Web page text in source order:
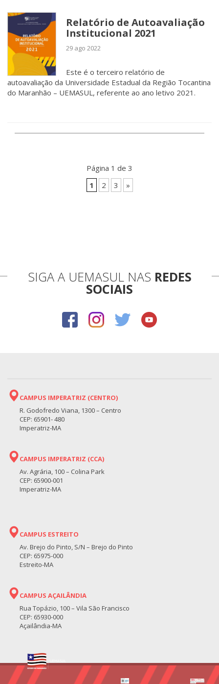
Relatório de Autoavaliação
Institucional 2021
29 ago 2022
Este é o terceiro relatório de
autoavaliação da Universidade Estadual da Região Tocantina
do Maranhão – UEMASUL, referente ao ano letivo 2021.
Página 1 de 3
1
2 3 »
SIGA A UEMASUL NAS REDES
SOCIAIS
CAMPUS IMPERATRIZ (CENTRO)
R. Godofredo Viana, 1300 – Centro
CEP: 65901- 480
Imperatriz-MA
CAMPUS IMPERATRIZ (CCA)
Av. Agrária, 100 – Colina Park
CEP: 65900-001
Imperatriz-MA
CAMPUS ESTREITO
Av. Brejo do Pinto, S/N – Brejo do Pinto
CEP: 65975-000
Estreito-MA
CAMPUS AÇAILÂNDIA
Rua Topázio, 100 – Vila São Francisco
CEP: 65930-000
Açailândia-MA